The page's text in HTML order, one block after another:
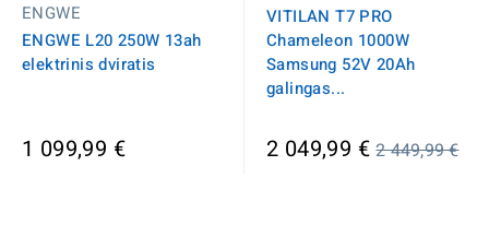
ENGWE
ENGWE L20 250W 13ah
elektrinis dviratis
1 099,99 €
VITILAN T7 PRO
Chameleon 1000W
Samsung 52V 20Ah
galingas...
2 049,99 €Įprasta
2 449,99 €